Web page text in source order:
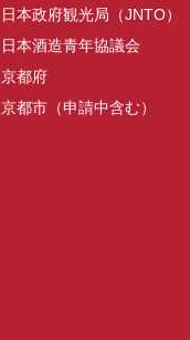
日本政府観光局（JNTO）
日本酒造青年協議会
京都府
京都市（申請中含む）